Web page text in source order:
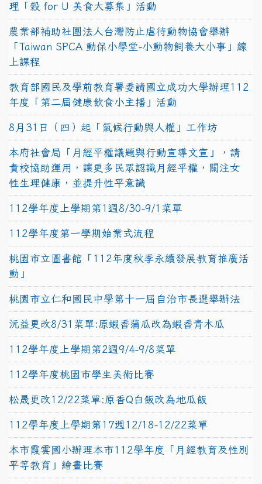
理「穀 for U 美食大募集」活動
農業部補助社團法人台灣防止虐待動物協會舉辦
「Taiwan SPCA 動保小學堂-小動物飼養大小事」線
上課程
教育部國民及學前教育署委請國立成功大學辦理112
年度「第二屆健康飲食小主播」活動
8月31日（四）起「氣候行動與人權」工作坊
本府社會局「月經平權議題與行動宣導文宣」，請
貴校協助運用，讓更多民眾認識月經平權，關注女
性生理健康，並提升性平意識
112學年度上學期第1週8/30-9/1菜單
112學年度第一學期始業式流程
桃園市立圖書館「112年度秋季永續發展教育推廣活
動」
桃園市立仁和國民中學第十一屆自治市長選舉辦法
沅益更改8/31菜單:原蝦香蒲瓜改為蝦香青木瓜
112學年度上學期第2週9/4-9/8菜單
112學年度桃園市學生美術比賽
松晟更改12/22菜單:原香Q白飯改為地瓜飯
112學年度上學期第17週12/18-12/22菜單
本市霞雲國小辦理本市112學年度「月經教育及性別
平等教育」繪畫比賽